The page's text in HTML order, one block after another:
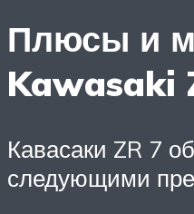
Плюсы и
Kawasaki
Кавасаки ZR 7
следующими